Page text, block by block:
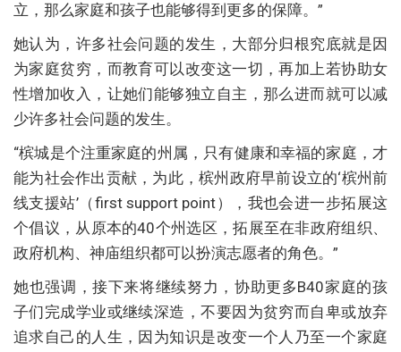
立，那么家庭和孩子也能够得到更多的保障。”
她认为，许多社会问题的发生，大部分归根究底就是因
为家庭贫穷，而教育可以改变这一切，再加上若协助女
性增加收入，让她们能够独立自主，那么进而就可以减
少许多社会问题的发生。
“槟城是个注重家庭的州属，只有健康和幸福的家庭，才
能为社会作出贡献，为此，槟州政府早前设立的‘槟州前
线支援站’（first support point），我也会进一步拓展这
个倡议，从原本的40个州选区，拓展至在非政府组织、
政府机构、神庙组织都可以扮演志愿者的角色。”
她也强调，接下来将继续努力，协助更多B40家庭的孩
子们完成学业或继续深造，不要因为贫穷而自卑或放弃
追求自己的人生，因为知识是改变一个人乃至一个家庭